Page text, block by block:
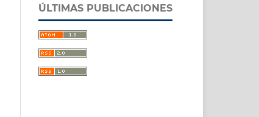
ÚLTIMAS PUBLICACIONES